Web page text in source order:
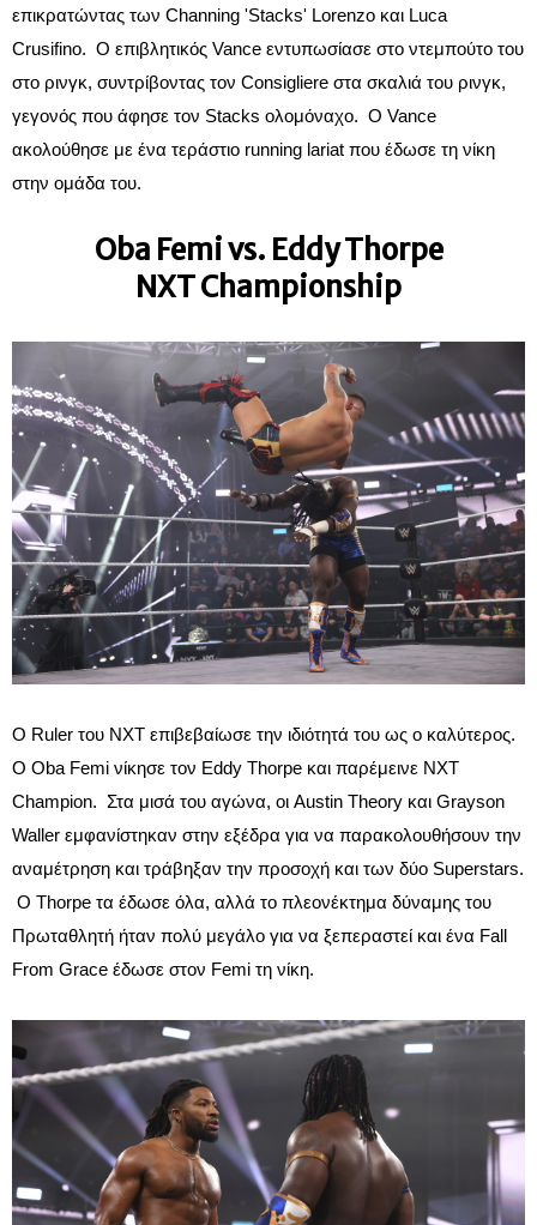
επικρατώντας των Channing 'Stacks' Lorenzo και Luca
Crusifino. Ο επιβλητικός Vance εντυπωσίασε στο ντεμπούτο του
στο ρινγκ, συντρίβοντας τον Consigliere στα σκαλιά του ρινγκ,
γεγονός που άφησε τον Stacks ολομόναχο. Ο Vance
ακολούθησε με ένα τεράστιο running lariat που έδωσε τη νίκη
στην ομάδα του.
Oba Femi vs. Eddy Thorpe
NXT Championship
Ο Ruler του NXT επιβεβαίωσε την ιδιότητά του ως ο καλύτερος.
Ο Oba Femi νίκησε τον Eddy Thorpe και παρέμεινε NXT
Champion. Στα μισά του αγώνα, οι Austin Theory και Grayson
Waller εμφανίστηκαν στην εξέδρα για να παρακολουθήσουν την
αναμέτρηση και τράβηξαν την προσοχή και των δύο Superstars.
Ο Thorpe τα έδωσε όλα, αλλά το πλεονέκτημα δύναμης του
Πρωταθλητή ήταν πολύ μεγάλο για να ξεπεραστεί και ένα Fall
From Grace έδωσε στον Femi τη νίκη.